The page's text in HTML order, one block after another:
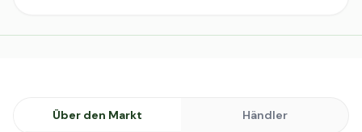
Über den Markt Händler